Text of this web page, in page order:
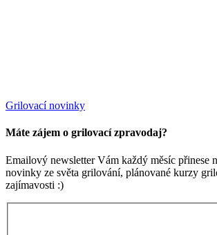
Grilovací novinky
Máte zájem o grilovací zpravodaj?
Emailový newsletter Vám každý měsíc přinese
novinky ze světa grilování, plánované kurzy
zajímavosti :)